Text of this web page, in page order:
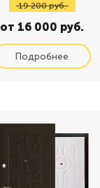
19 200 руб.
от 16 000 руб.